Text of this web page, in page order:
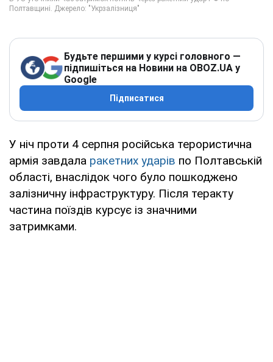
Будьте першими у курсі головного —
підпишіться на Новини на OBOZ.UA у
Google
Підписатися
У ніч проти 4 серпня російська терористична
армія завдала ракетних ударів по Полтавській
області, внаслідок чого було пошкоджено
залізничну інфраструктуру. Після теракту
частина поїздів курсує із значними
затримками.